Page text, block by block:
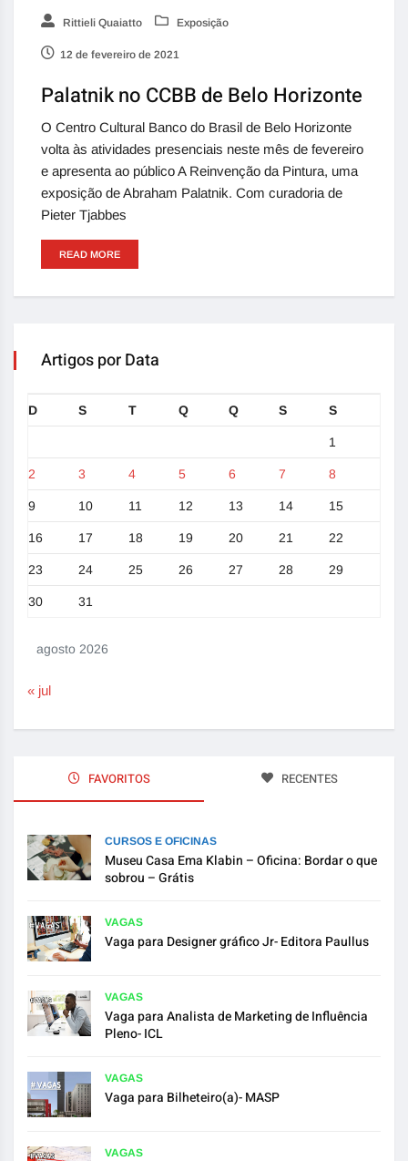
Rittieli Quaiatto Exposição
12 de fevereiro de 2021
Palatnik no CCBB de Belo Horizonte
O Centro Cultural Banco do Brasil de Belo Horizonte
volta às atividades presenciais neste mês de fevereiro
e apresenta ao público A Reinvenção da Pintura, uma
exposição de Abraham Palatnik. Com curadoria de
Pieter Tjabbes
READ MORE
Artigos por Data
agosto 2026
D S T Q Q S S
1
2 3 4 5 6 7 8
9 10 11 12 13 14 15
16 17 18 19 20 21 22
23 24 25 26 27 28 29
30 31
« jul
FAVORITOS RECENTES
CURSOS E OFICINAS
Museu Casa Ema Klabin – Oficina: Bordar o que
sobrou – Grátis
VAGAS
Vaga para Designer gráfico Jr- Editora Paullus
VAGAS
Vaga para Analista de Marketing de Influência
Pleno- ICL
VAGAS
Vaga para Bilheteiro(a)- MASP
VAGAS